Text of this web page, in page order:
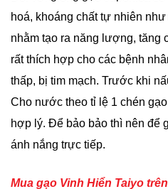
hoá, khoáng chất tự nhiên
nhằm tạo ra năng lượng, tăng
rất thích hợp cho các bệnh
thấp, bị tim mạch. Trước khi
Cho nước theo tỉ lệ 1 chén
hợp lý. Để bảo bảo thì nên để
ánh nắng trực tiếp.
Mua gạo Vinh Hiển Taiyo